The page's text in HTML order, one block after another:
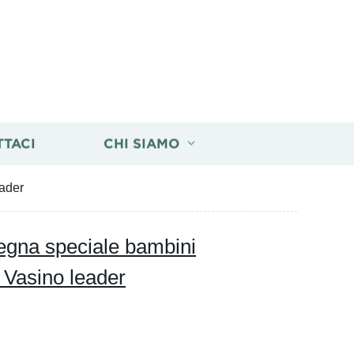
CHI SIAMO
speciale bambini
leader